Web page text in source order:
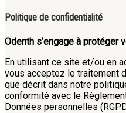
Politique de confidentialité
Odenth s’engage à protéger
En utilisant ce site et/ou en
vous acceptez le traitement
que décrit dans notre
conformité avec le
Données personnelles